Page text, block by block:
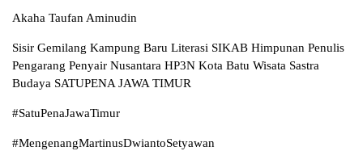
Akaha Taufan Aminudin
Sisir Gemilang Kampung Baru Literasi SIKAB Himpunan Penulis
Pengarang Penyair Nusantara HP3N Kota Batu Wisata Sastra
Budaya SATUPENA JAWA TIMUR
#SatuPenaJawaTimur
#MengenangMartinusDwiantoSetyawan